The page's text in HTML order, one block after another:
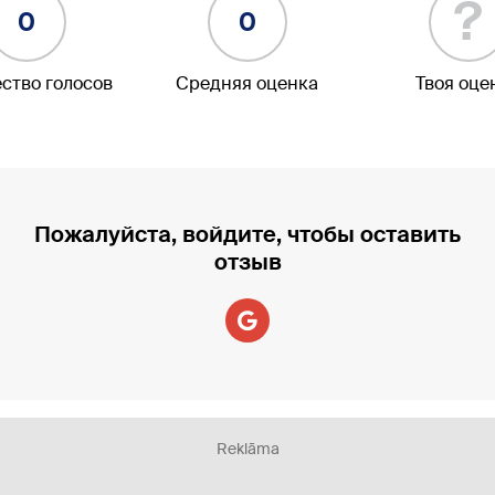
0
голосов
0
Средняя оценка
?
Твоя
Пожалуйста, войдите, чтобы оставить
отзыв
Reklāma